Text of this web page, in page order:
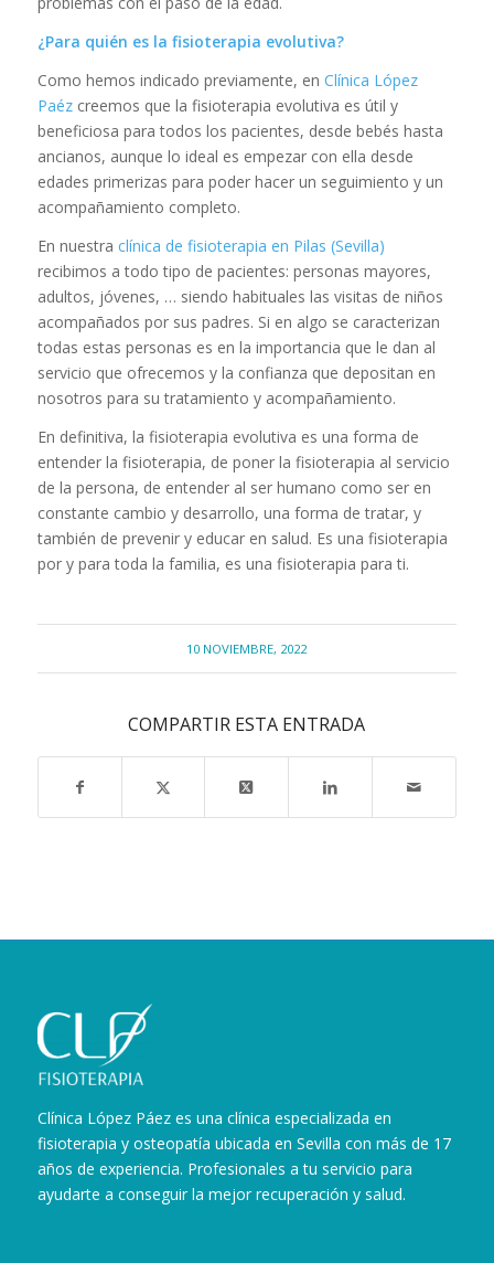
¿Para quién es la fisioterapia evolutiva?
Como hemos indicado previamente, en Clínica López
Paézcreemos que la fisioterapia evolutiva es útil y
beneficiosa para todos los pacientes, desde bebés hasta
ancianos, aunque lo ideal es empezar con ella desde
edades primerizas para poder hacer un seguimiento y un
acompañamiento completo.
En nuestra clínica de fisioterapia en Pilas (Sevilla)
recibimos a todo tipo de pacientes: personas mayores,
adultos, jóvenes, … siendo habituales las visitas de niños
acompañados por sus padres. Si en algo se caracterizan
todas estas personas es en la importancia que le dan al
servicio que ofrecemos y la confianza que depositan en
nosotros para su tratamiento y acompañamiento.
En definitiva, la fisioterapia evolutiva es una forma de
entender la fisioterapia, de poner la fisioterapia al servicio
de la persona, de entender al ser humano como ser en
constante cambio y desarrollo, una forma de tratar, y
también de prevenir y educar en salud. Es una fisioterapia
por y para toda la familia, es una fisioterapia para ti.
10 NOVIEMBRE, 2022
COMPARTIR ESTA ENTRADA
Clínica López Páez es una clínica especializada en
fisioterapia y osteopatía ubicada en Sevilla con más de 17
años de experiencia. Profesionales a tu servicio para
ayudarte a conseguir la mejor recuperación y salud.